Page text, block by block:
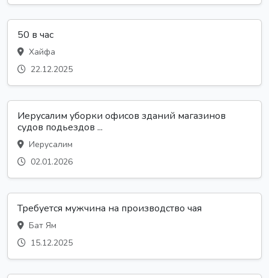
50 в час
Хайфа
22.12.2025
Иерусалим уборки офисов зданий магазинов
судов подьездов ...
Иерусалим
02.01.2026
Требуется мужчина на производство чая
Бат Ям
15.12.2025